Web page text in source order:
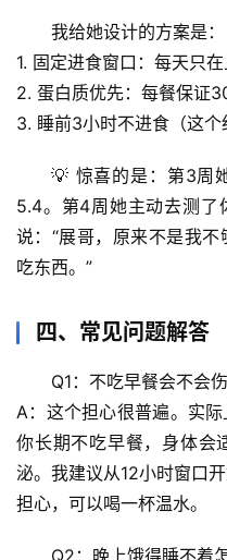
生
活
科
科
技
前
驿
站
辟
谣
我给她设计的方案是：
1. 固定进食窗口 ：每天只
2. 蛋白质优先：每餐保证
3. 睡前3小时不进食 （这
💡 惊喜的是：第3周
5.4。第4周她主动去测了
说：“展哥，原来不是我
吃东西。”
四、常见问题解答
Q1：不吃早餐会不会伤
A：这个担心很普遍。实
你长期不吃早餐，身体会
泌。我建议从12小时窗口
担心，可以喝一杯温水。